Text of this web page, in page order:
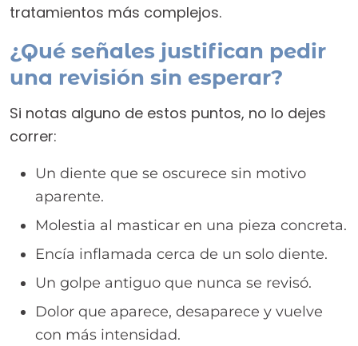
tratamientos más complejos.
¿Qué señales justifican pedir
una revisión sin esperar?
Si notas alguno de estos puntos, no lo dejes
correr:
Un diente que se oscurece sin motivo
aparente.
Molestia al masticar en una pieza concreta.
Encía inflamada cerca de un solo diente.
Un golpe antiguo que nunca se revisó.
Dolor que aparece, desaparece y vuelve
con más intensidad.